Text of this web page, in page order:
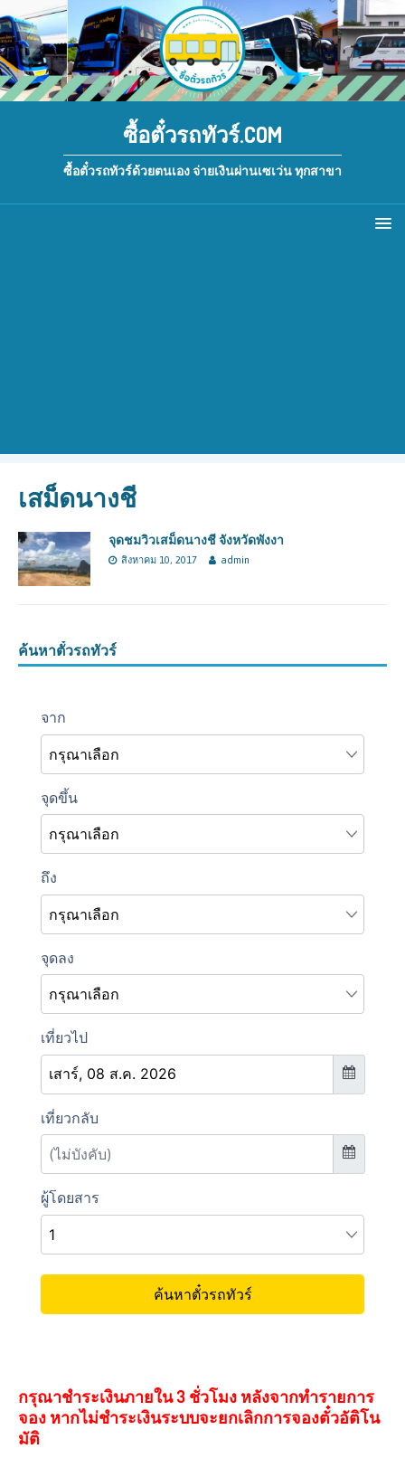
ซื้อตั๋วรถทัวร์.COM
ซื้อตั๋วรถทัวร์ด้วยตนเอง จ่ายเงินผ่านเซเว่น ทุกสาขา
เสม็ดนางชี
จุดชมวิวเสม็ดนางชี จังหวัดพังงา
สิงหาคม 10, 2017 admin
ค้นหาตั๋วรถทัวร์
กรุณาชำระเงินภายใน 3 ชั่วโมง หลังจากทำรายการ
จอง หากไม่ชำระเงินระบบจะยกเลิกการจองตั๋วอัติโน
มัติ